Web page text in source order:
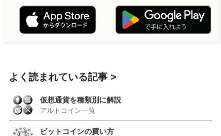
よく読まれている記事
仮想通貨を種類別に解説
アルトコイン一覧
ビットコインの買い方